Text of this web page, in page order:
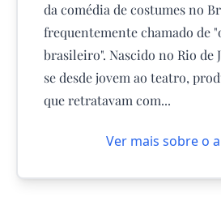
da comédia de costumes no
frequentemente chamado de
brasileiro". Nascido no Rio de
se desde jovem ao teatro,
que retratavam com...
Ver mais sobre o